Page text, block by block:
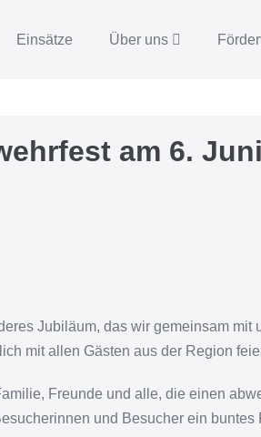
Einsätze Über uns
am 6.
Jubiläum, das wir gemeinsam mit
mit allen Gästen aus der Region
Freunde und alle, die einen
und Besucher ein buntes